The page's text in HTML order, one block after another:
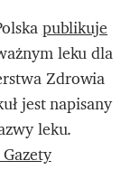
publikuje
leku dla
Zdrowia
jest napisany
leku.